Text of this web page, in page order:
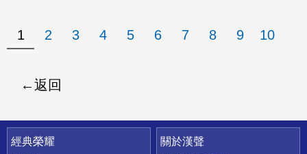
1 2 3 4 5 6 7 8 9 10
返回
快速連結
經典榮耀
關於漢聲